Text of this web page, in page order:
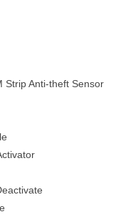
Anti-theft Sensor